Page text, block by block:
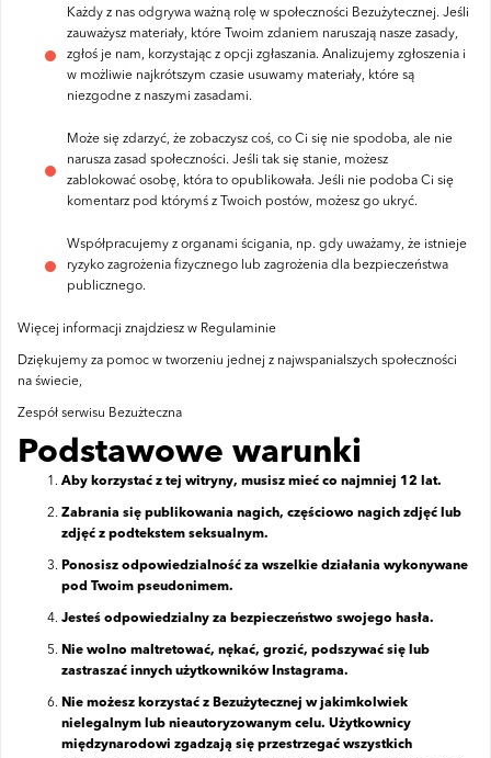
Każdy z nas odgrywa ważną rolę w społeczności Bezużytecznej. Jeśli
zauważysz materiały, które Twoim zdaniem naruszają nasze zasady,
zgłoś je nam, korzystając z opcji zgłaszania. Analizujemy zgłoszenia i
w możliwie najkrótszym czasie usuwamy materiały, które są
niezgodne z naszymi zasadami.
Może się zdarzyć, że zobaczysz coś, co Ci się nie spodoba, ale nie
narusza zasad społeczności. Jeśli tak się stanie, możesz
zablokować osobę, która to opublikowała. Jeśli nie podoba Ci się
komentarz pod którymś z Twoich postów, możesz go ukryć.
Współpracujemy z organami ścigania, np. gdy uważamy, że istnieje
ryzyko zagrożenia fizycznego lub zagrożenia dla bezpieczeństwa
publicznego.
Więcej informacji znajdziesz w Regulaminie
Dziękujemy za pomoc w tworzeniu jednej z najwspanialszych społeczności
na świecie,
Zespół serwisu Bezużteczna
Podstawowe warunki
Aby korzystać z tej witryny, musisz mieć co najmniej 12 lat.
Zabrania się publikowania nagich, częściowo nagich zdjęć lub
zdjęć z podtekstem seksualnym.
Ponosisz odpowiedzialność za wszelkie działania wykonywane
pod Twoim pseudonimem.
Jesteś odpowiedzialny za bezpieczeństwo swojego hasła.
Nie wolno maltretować, nękać, grozić, podszywać się lub
zastraszać innych użytkowników Instagrama.
Nie możesz korzystać z Bezużytecznej w jakimkolwiek
nielegalnym lub nieautoryzowanym celu. Użytkownicy
międzynarodowi zgadzają się przestrzegać wszystkich